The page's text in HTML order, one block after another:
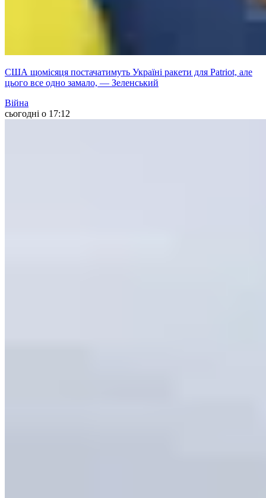
США щомісяця постачатимуть Україні ракети для Patriot, але
цього все одно замало, — Зеленський
Війна
сьогодні о 17:12